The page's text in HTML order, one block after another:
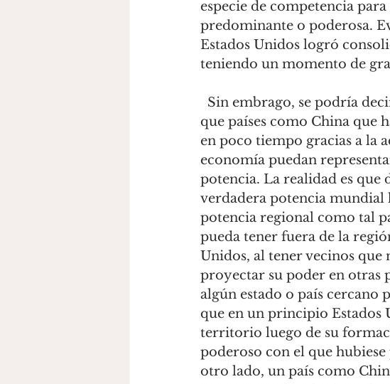
especie de competencia
predominante o poderosa.
Estados Unidos logró
teniendo un momento de
que países como China que
en poco tiempo gracias a la
economía puedan
potencia. La realidad es
verdadera potencia mundial
potencia regional como tal
pueda tener fuera de la
Unidos, al tener vecinos que
proyectar su poder en otras
algún estado o país cercano
que en un principio Estados
territorio luego de su
poderoso con el que
otro lado, un país como